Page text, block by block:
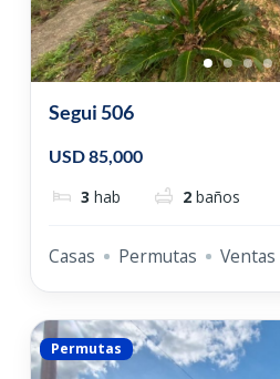
Segui 506
USD 85,000
3 hab 2 baños
Casas Permutas Ventas
Permutas